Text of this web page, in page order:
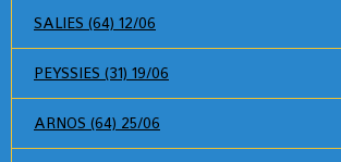
SALIES (64) 12/06
PEYSSIES (31) 19/06
ARNOS (64) 25/06